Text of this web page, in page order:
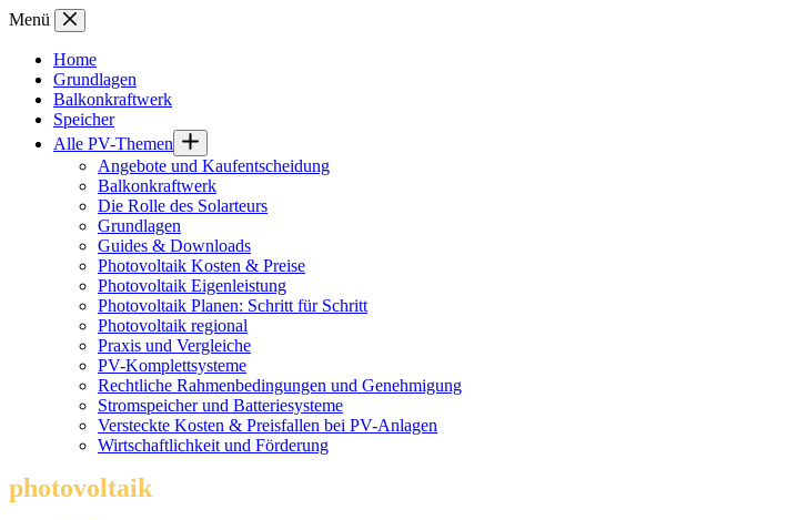
Zum
springen
Menü
Home
Grundlagen
Balkonkraftwerk
Speicher
Alle PV-Themen
Angebote und Kaufentscheidung
Balkonkraftwerk
Die Rolle des Solarteurs
Grundlagen
Guides & Downloads
Photovoltaik Kosten & Preise
Photovoltaik Eigenleistung
Photovoltaik Planen: Schritt für Schritt
Photovoltaik regional
Praxis und Vergleiche
PV-Komplettsysteme
Rechtliche Rahmenbedingungen und Genehmigung
Stromspeicher und Batteriesysteme
Versteckte Kosten & Preisfallen bei PV-Anlagen
Wirtschaftlichkeit und Förderung
photovoltaik